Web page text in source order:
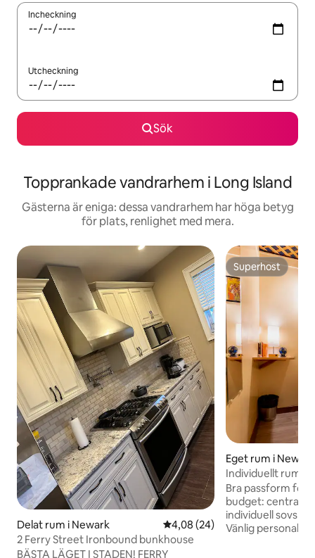
Incheckning
Utcheckning
Sök
Topprankade vandrarhem i Long Island
Gästerna är eniga: dessa vandrarhem har höga betyg
för plats, renlighet med mera.
Delat rum i Newark 4,08 av 5 i genomsnittligt
4,08 (24)
2 Ferry Street Ironbound bunkhouse
BÄSTA LÄGET I STADEN! FERRY
Superhost
Superhost
Eget rum i New
Individuellt rum i
Bra passform för
budget: centralt
individuell
Vänlig personal